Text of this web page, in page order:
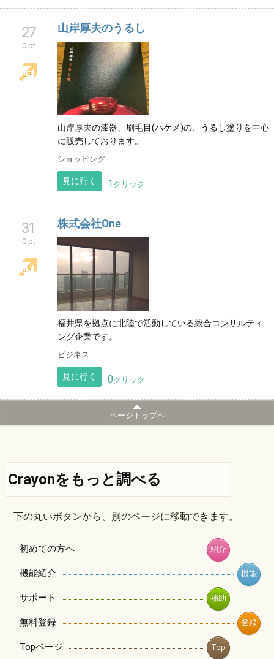
27
0 pt
山岸厚夫のうるし
山岸厚夫の漆器、刷毛目(ハケメ)の、うるし塗りを中心
に販売しております。
ショッピング
見に行く 1 クリック
31
0 pt
株式会社One
福井県を拠点に北陸で活動している総合コンサルティ
ング企業です。
ビジネス
見に行く 0クリック
ページトップへ
Crayonをもっと調べる
下の丸いボタンから、別のページに移動できます。
初めての方へ 紹介
機能紹介 機能
サポート 補助
無料登録 登録
Topページ Top